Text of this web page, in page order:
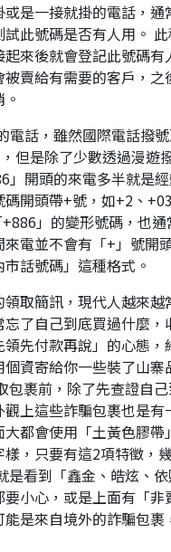
是一接就掛的電話，通
此號碼是否有人用。 此
起來後就會登記此號碼
被賣給有需要的客戶，之
電話，雖然國際電話撥
但是除了少數透過漫遊
」開頭的來電多半就是
碼開頭帶+號，如+2、
」的變形號碼，也
來電並不會有「+」號開
話號碼」這種格式。
領取簡訊，現代人越來
忘了自己到底買過什麼，
領先付款再說」的心態
個資寄給你一些裝了山寨
包裹前，除了先查證自
觀上這些詐騙包裹也是
大都會使用「土黃色膠帶
樣，只要有這2項特徵，
是看到「鑫金、皓炫、
小心，或是上面有「非
能是來自境外的詐騙包裹